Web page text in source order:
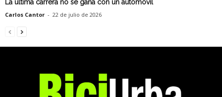
La última carrera no se gana con un automóvil
Carlos Cantor - 22 de julio de 2026